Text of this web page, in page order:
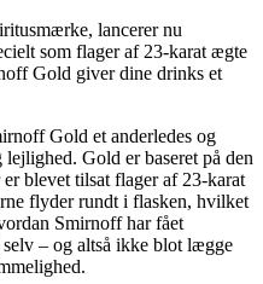
lancerer nu
som flager af 23-karat ægte
Gold giver dine drinks et
Gold et anderledes og
Gold er baseret på den
blevet tilsat flager af 23-karat
flyder rundt i flasken, hvilket
Smirnoff har fået
– og altså ikke blot lægge